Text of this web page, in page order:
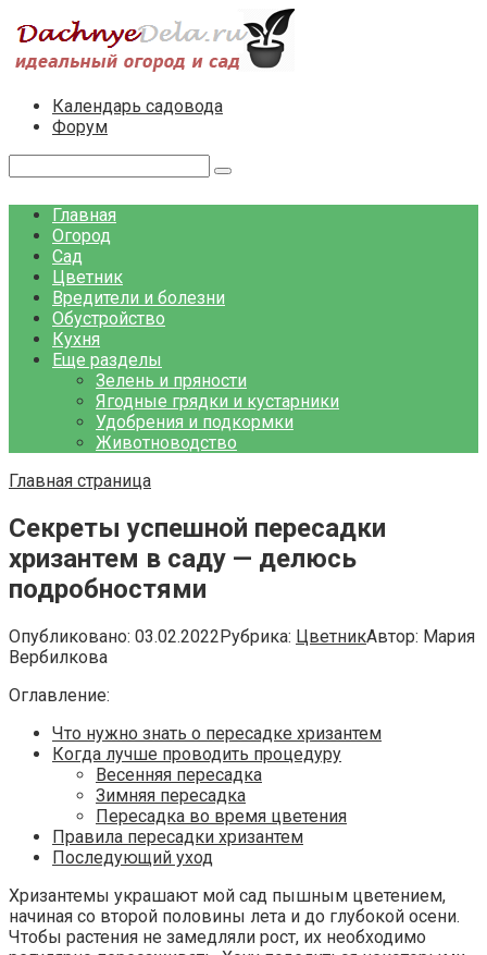
Перейти
контенту
Календарь садовода
Форум
Главная
Огород
Сад
Цветник
Вредители и болезни
Обустройство
Кухня
Еще разделы
Зелень и пряности
Ягодные грядки и кустарники
Удобрения и подкормки
Животноводство
Главная страница
Секреты успешной пересадки
хризантем в саду — делюсь
подробностями
Опубликовано: 03.02.2022Рубрика: ЦветникАвтор: Мария
Вербилкова
Оглавление:
Что нужно знать о пересадке хризантем
Когда лучше проводить процедуру
Весенняя пересадка
Зимняя пересадка
Пересадка во время цветения
Правила пересадки хризантем
Последующий уход
Хризантемы украшают мой сад пышным цветением,
начиная со второй половины лета и до глубокой осени.
Чтобы растения не замедляли рост, их необходимо